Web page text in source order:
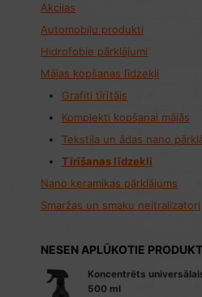
Akcijas
Automobiļu produkti
Hidrofobie pārklājumi
Mājas kopšanas līdzekļi
Grafiti tīrītājs
Komplekti kopšanai mājās
Tekstila un ādas nano
Tīrīšanas līdzekļi
Nano keramikas pārklājums
Smaržas un smaku neitralizatori
NESEN APLŪKOTIE
Koncentrēts
500 ml